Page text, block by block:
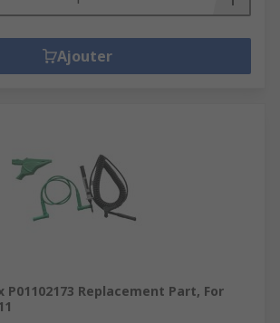
Ajouter
P01102173 Replacement Part, For